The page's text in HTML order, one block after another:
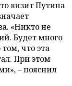
визит Путина
«Никто не
Будет много
что эта
При этом
– пояснил